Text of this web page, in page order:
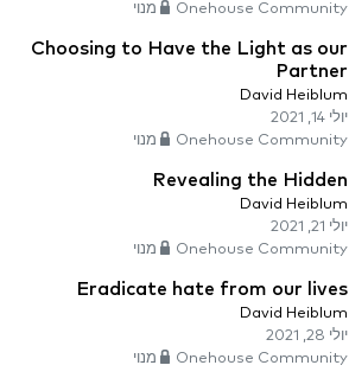
Onehouse Community מנוי
Choosing to Have the Light as our
Partner
David Heiblum
יולי 14, 2021
Onehouse Community מנוי
Revealing the Hidden
David Heiblum
יולי 21, 2021
Onehouse Community מנוי
Eradicate hate from our lives
David Heiblum
יולי 28, 2021
Onehouse Community מנוי